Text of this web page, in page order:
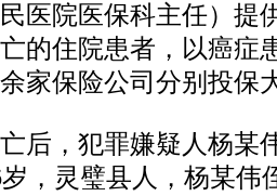
医院医保科主任）提
的住院患者，以癌症
家保险公司分别投保
，犯罪嫌疑人杨某
，灵璧县人，杨某伟